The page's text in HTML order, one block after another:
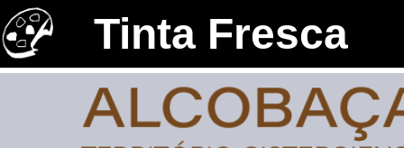
Tinta Fresca